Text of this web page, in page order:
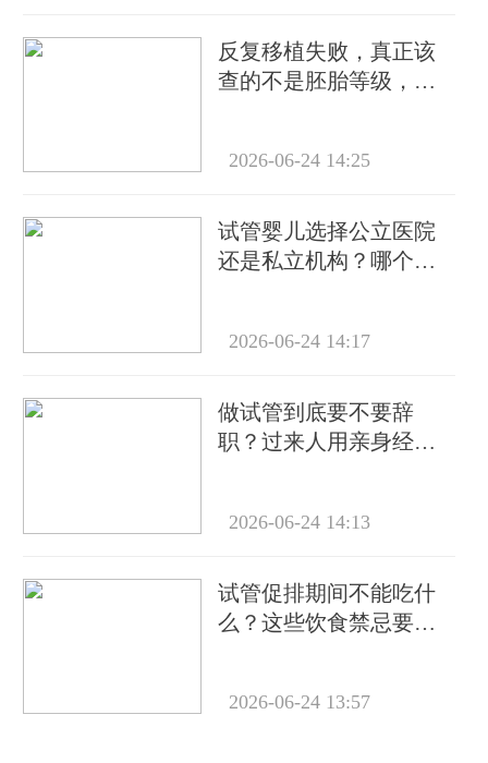
反复移植失败，真正该
查的不是胚胎等级，而
2026-06-24 14:25
试管婴儿选择公立医院
还是私立机构？哪个更
2026-06-24 14:17
做试管到底要不要辞
职？过来人用亲身经历
2026-06-24 14:13
试管促排期间不能吃什
么？这些饮食禁忌要牢
2026-06-24 13:57